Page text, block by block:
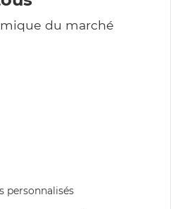
du marché